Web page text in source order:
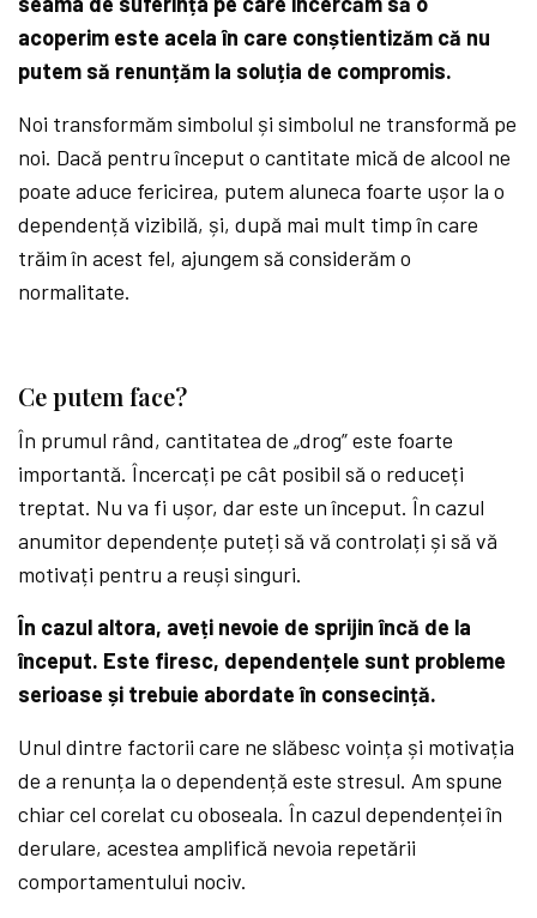
acoperim este acela în care conștientizăm că nu
putem să renunțăm la soluția de compromis.
Noi transformăm simbolul și simbolul ne transformă pe
noi. Dacă pentru început o cantitate mică de alcool ne
poate aduce fericirea, putem aluneca foarte ușor la o
dependență vizibilă, și, după mai mult timp în care
trăim în acest fel, ajungem să considerăm o
normalitate.
Ce putem face?
În prumul rând, cantitatea de „drog” este foarte
importantă. Încercați pe cât posibil să o reduceți
treptat. Nu va fi ușor, dar este un început. În cazul
anumitor dependențe puteți să vă controlați și să vă
motivați pentru a reuși singuri.
În cazul altora, aveți nevoie de sprijin încă de la
început. Este firesc, dependențele sunt probleme
serioase și trebuie abordate în consecință.
Unul dintre factorii care ne slăbesc voința și motivația
de a renunța la o dependență este stresul. Am spune
chiar cel corelat cu oboseala. În cazul dependenței în
derulare, acestea amplifică nevoia repetării
comportamentului nociv.